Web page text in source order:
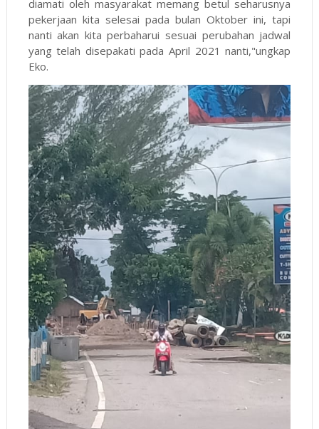
diamati oleh masyarakat memang betul seharusnya
pekerjaan kita selesai pada bulan Oktober ini, tapi
nanti akan kita perbaharui sesuai perubahan jadwal
yang telah disepakati pada April 2021 nanti,"ungkap
Eko.